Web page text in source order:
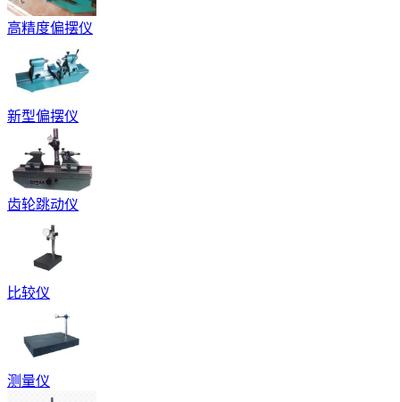
高精度偏摆仪
新型偏摆仪
齿轮跳动仪
比较仪
测量仪